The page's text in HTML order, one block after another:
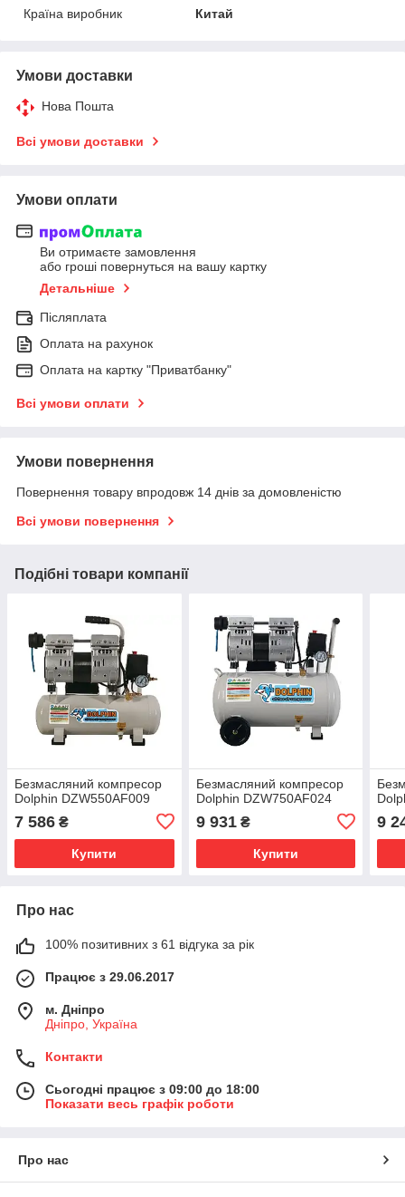
Країна виробник
Китай
Умови доставки
Нова Пошта
Всі умови доставки
Умови оплати
Ви отримаєте замовлення
або гроші повернуться на вашу картку
Детальніше
Післяплата
Оплата на рахунок
Оплата на картку "Приватбанку"
Всі умови оплати
Умови повернення
Повернення товару впродовж 14 днів за домовленістю
Всі умови повернення
Подібні товари компанії
Безмасляний компресор
Dolphin DZW550AF009
7 586 ₴
Купити
Безмасляний компресор
Dolphin DZW750AF024
9 931₴
Купити
9
Про нас
100% позитивних з 61 відгука за рік
Працює з 29.06.2017
м. Дніпро
Дніпро, Україна
Контакти
Сьогодні працює з 09:00 до 18:00
Показати весь графік роботи
Про нас